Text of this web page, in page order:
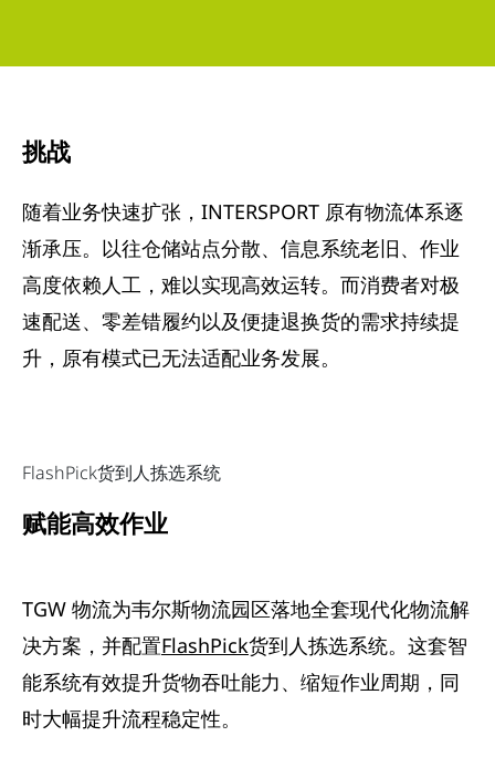
挑战
随着业务快速扩张，INTERSPORT 原有物流体系逐
渐承压。以往仓储站点分散、信息系统老旧、作业
高度依赖人工，难以实现高效运转。而消费者对极
速配送、零差错履约以及便捷退换货的需求持续提
升，原有模式已无法适配业务发展。
FlashPick货到人拣选系统
赋能高效作业
TGW 物流为韦尔斯物流园区落地全套现代化物流解
决方案，并配置FlashPick货到人拣选系统。这套智
能系统有效提升货物吞吐能力、缩短作业周期，同
时大幅提升流程稳定性。